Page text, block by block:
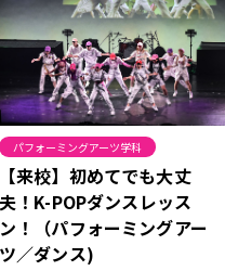
パフォーミングアーツ学科
【来校】初めてでも大丈
夫！K-POPダンスレッス
ン！（パフォーミングアー
ツ／ダンス)